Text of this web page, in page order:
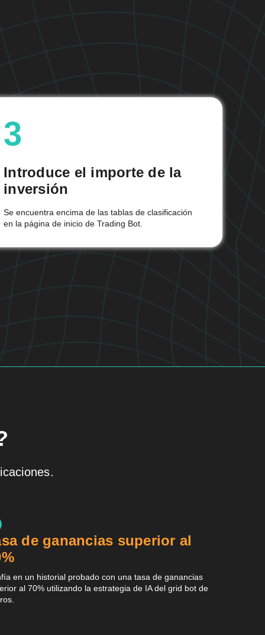
3
Introduce el importe de la
inversión
Se encuentra encima de las tablas de clasificación
en la página de inicio de Trading Bot.
de ganancias superior al
en un historial probado con una tasa de ganancias
al 70% utilizando la estrategia de IA del grid bot de